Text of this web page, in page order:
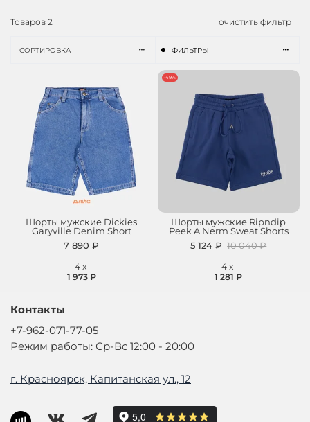
Товаров 2 очистить фильтр
СОРТИРОВКА ФИЛЬТРЫ
Шорты мужские Dickies
Garyville Denim Short
7 890 ₽
4x
1 973 ₽
-49%
Шорты мужские Ripndip
Peek A Nerm Sweat Shorts
5 124 ₽ 10 040 ₽
4 x
1 281 ₽
Контакты
+7-962-071-77-05
Режим работы: Ср-Вс 12:00 - 20:00
г. Красноярск, Капитанская ул., 12